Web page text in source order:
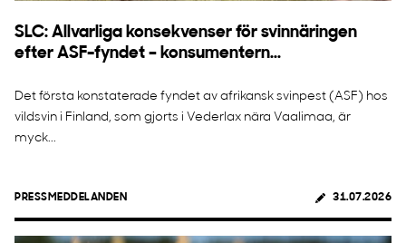
SLC: Allvarliga konsekvenser för svinnäringen
efter ASF-fyndet – konsumentern...
Det första konstaterade fyndet av afrikansk svinpest (ASF) hos
vildsvin i Finland, som gjorts i Vederlax nära Vaalimaa, är
myck...
PRESSMEDDELANDEN 31.07.2026